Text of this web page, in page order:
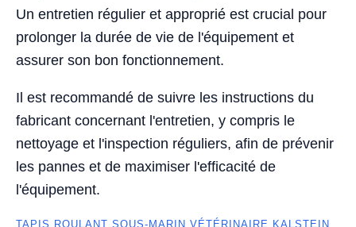
Un entretien régulier et approprié est crucial pour
prolonger la durée de vie de l'équipement et
assurer son bon fonctionnement.
Il est recommandé de suivre les instructions du
fabricant concernant l'entretien, y compris le
nettoyage et l'inspection réguliers, afin de prévenir
les pannes et de maximiser l'efficacité de
l'équipement.
TAPIS ROULANT SOUS-MARIN VÉTÉRINAIRE KALSTEIN